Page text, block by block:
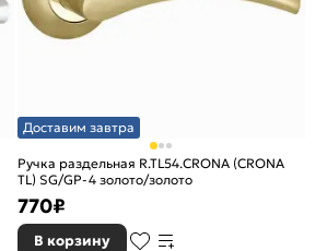
Доставим завтра
Ручка раздельная R.TL54.CRONA (CRONA
TL) SG/GP-4 золото/золото
770₽
В корзину